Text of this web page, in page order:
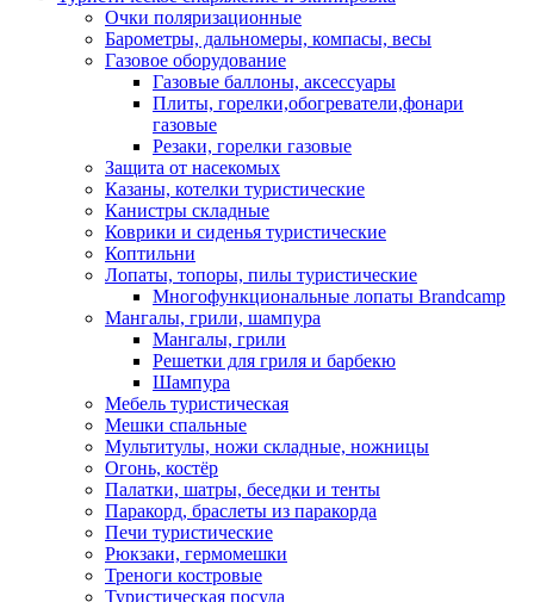
Очки поляризационные
Барометры, дальномеры, компасы, весы
Газовое оборудование
Газовые баллоны, аксессуары
Плиты, горелки,обогреватели,фонари
газовые
Резаки, горелки газовые
Защита от насекомых
Казаны, котелки туристические
Канистры складные
Коврики и сиденья туристические
Коптильни
Лопаты, топоры, пилы туристические
Многофункциональные лопаты Brandcamp
Мангалы, грили, шампура
Мангалы, грили
Решетки для гриля и барбекю
Шампура
Мебель туристическая
Мешки спальные
Мультитулы, ножи складные, ножницы
Огонь, костёр
Палатки, шатры, беседки и тенты
Паракорд, браслеты из паракорда
Печи туристические
Рюкзаки, гермомешки
Треноги костровые
Туристическая посуда